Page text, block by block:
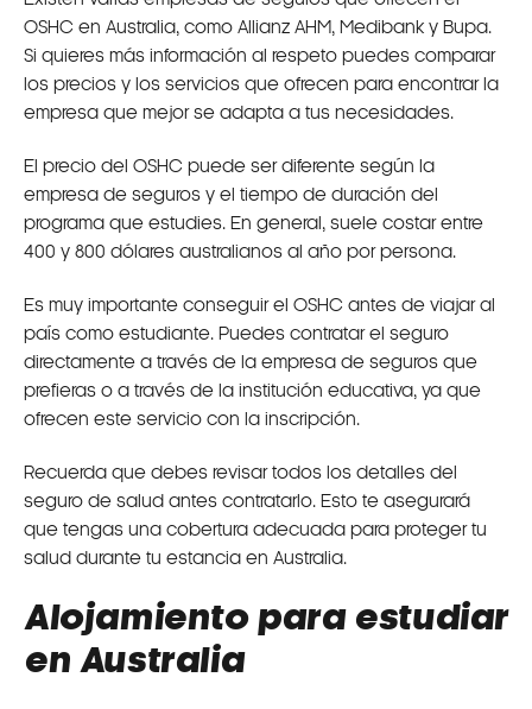
OSHC en Australia, como Allianz AHM, Medibank y Bupa.
Si quieres más información al respeto puedes comparar
los precios y los servicios que ofrecen para encontrar la
empresa que mejor se adapta a tus necesidades.
El precio del OSHC puede ser diferente según la
empresa de seguros y el tiempo de duración del
programa que estudies. En general, suele costar entre
400 y 800 dólares australianos al año por persona.
Es muy importante conseguir el OSHC antes de viajar al
país como estudiante. Puedes contratar el seguro
directamente a través de la empresa de seguros que
prefieras o a través de la institución educativa, ya que
ofrecen este servicio con la inscripción.
Recuerda que debes revisar todos los detalles del
seguro de salud antes contratarlo. Esto te asegurará
que tengas una cobertura adecuada para proteger tu
salud durante tu estancia en Australia.
Alojamiento para estudiar
en Australia